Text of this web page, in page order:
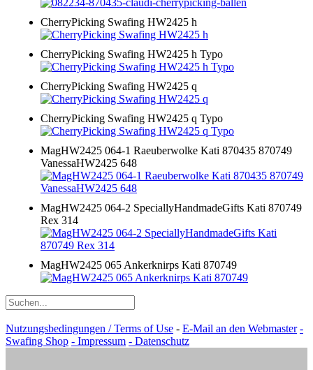
CherryPicking Swafing HW2425 h
CherryPicking Swafing HW2425 h Typo
CherryPicking Swafing HW2425 q
CherryPicking Swafing HW2425 q Typo
MagHW2425 064-1 Raeuberwolke Kati 870435 870749
VanessaHW2425 648
MagHW2425 064-2 SpeciallyHandmadeGifts Kati 870749
Rex 314
MagHW2425 065 Ankerknirps Kati 870749
Nutzungsbedingungen / Terms of Use - E-Mail an den Webmaster -
Swafing Shop - Impressum - Datenschutz